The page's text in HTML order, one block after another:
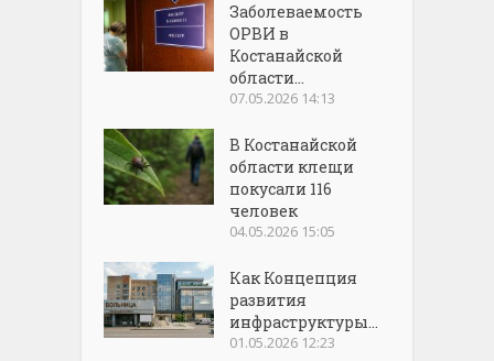
Заболеваемость
ОРВИ в
Костанайской
области...
07.05.2026 14:13
В Костанайской
области клещи
покусали 116
человек
04.05.2026 15:05
Как Концепция
развития
инфраструктуры...
01.05.2026 12:23